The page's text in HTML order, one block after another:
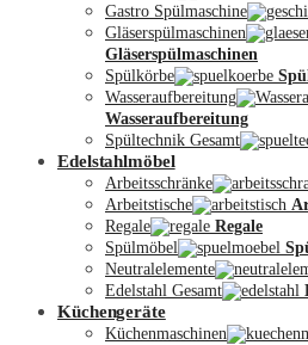
Kontakt
Gastro Spülmaschine
Gläserspülmaschinen
Gläserspülmaschinen
Spülkörbe
Wasseraufbereitung
Wasseraufbereitung
Spültechnik Gesamt
Edelstahlmöbel
Arbeitsschränke
Arbeitstische
Regale
Regale
Spülmöbel
Neutralelemente
Edelstahl Gesamt
Küchengeräte
Küchenmaschinen